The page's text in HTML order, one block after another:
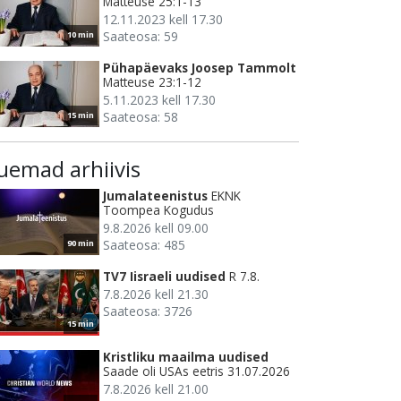
10 min
12.11.2023 kell 17.30
Saateosa: 59
15 min
Pühapäevaks Joosep Tammolt
Matteuse 23:1-12
5.11.2023 kell 17.30
Saateosa: 58
arhiivis
90 min
Jumalateenistus EKNK
Toompea Kogudus
9.8.2026 kell 09.00
Saateosa: 485
15 min
TV7 Iisraeli uudised R 7.8.
7.8.2026 kell 21.30
Saateosa: 3726
Kristliku maailma uudised
Saade oli USAs eetris 31.07.2026
7.8.2026 kell 21.00